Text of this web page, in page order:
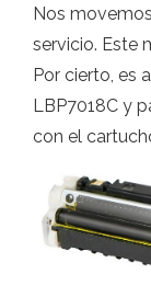
Nos
servicio. Este
Por cierto, es
LBP7018C y
con el